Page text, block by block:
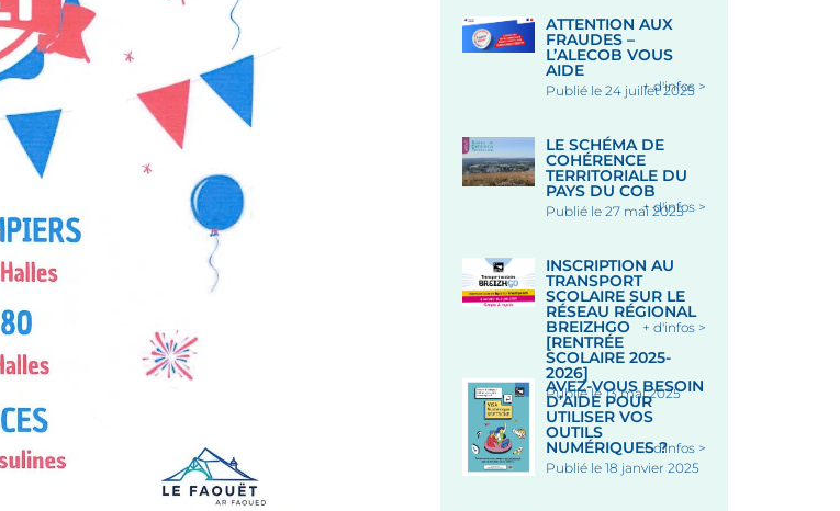
ATTENTION AUX
FRAUDES –
L’ALECOB VOUS
AIDE
Publié le 24 juillet 2025
+ d'infos >
LE SCHÉMA DE
COHÉRENCE
TERRITORIALE DU
PAYS DU COB
Publié le 27 mai 2025
+ d'infos >
INSCRIPTION AU
TRANSPORT
SCOLAIRE SUR LE
RÉSEAU RÉGIONAL
BREIZHGO
[RENTRÉE
SCOLAIRE 2025-
2026]
Publié le 13 mai 2025
+ d'infos >
AVEZ-VOUS BESOIN
D’AIDE POUR
UTILISER VOS
OUTILS
NUMÉRIQUES ?
Publié le 18 janvier 2025
+ d'infos >